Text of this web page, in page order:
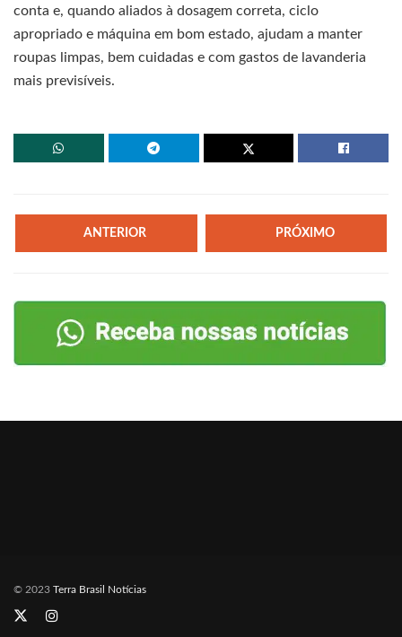
conta e, quando aliados à dosagem correta, ciclo
apropriado e máquina em bom estado, ajudam a manter
roupas limpas, bem cuidadas e com gastos de lavanderia
mais previsíveis.
ANTERIOR PRÓXIMO
© 2023 Terra Brasil Notícias